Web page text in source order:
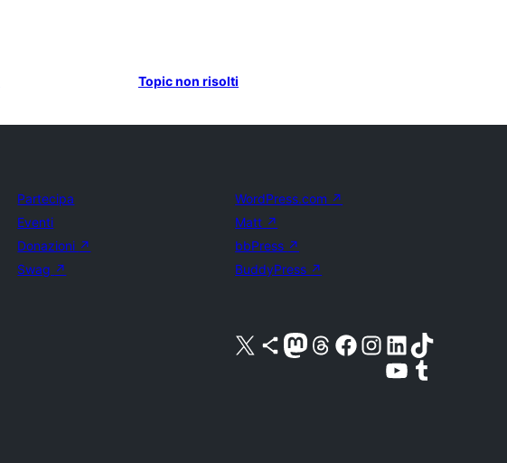
Topic non risolti
Partecipa
Eventi
Donazioni ↗
Swag ↗
WordPress.com ↗
Matt ↗
bbPress ↗
BuddyPress ↗
Visita il nostro account X (ex Twitter)
Visita il nostro account Bluesky
Visita il nostro account Mastodon
Visita il nostro account Threads
Visita la nostra pagina Facebook
Visita il nostro account Instagram
Visita il nostro account LinkedIn
Visita il nostro account TikTok
Visita il nostro canale YouTube
Visita il nostro account Tumblr